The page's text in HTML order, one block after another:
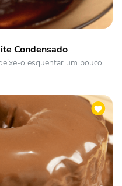
Condensado
o esquentar um pouco